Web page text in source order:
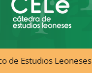
de Estudios Leoneses